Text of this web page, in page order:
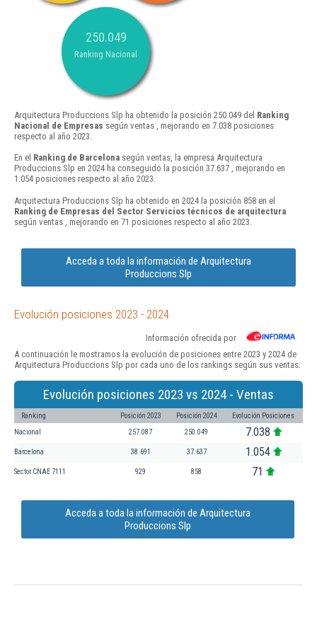
250.049
Ranking Nacional
Arquitectura Produccions Slp ha obtenido la posición 250.049 del Ranking
Nacional de Empresas según ventas , mejorando en 7.038 posiciones
respecto al año 2023.
En el Ranking de Barcelona según ventas, la empresa Arquitectura
Produccions Slp en 2024 ha conseguido la posición 37.637 , mejorando en
1.054 posiciones respecto al año 2023.
Arquitectura Produccions Slp ha obtenido en 2024 la posición 858 en el
Ranking de Empresas del Sector Servicios técnicos de arquitectura
según ventas , mejorando en 71 posiciones respecto al año 2023.
Acceda a toda la información de Arquitectura
Produccions Slp
Evolución posiciones 2023 - 2024
Información ofrecida por
A continuación le mostramos la evolución de posiciones entre 2023 y 2024 de
Arquitectura Produccions Slp por cada uno de los rankings según sus ventas:
Evolución posiciones 2023 vs 2024 - Ventas
Ranking Posición 2023 Posición 2024 Evolución Posiciones
Nacional 257.087 250.049 7.038
Barcelona 38.691 37.637 1.054
Sector CNAE 7111 929 858 71
Acceda a toda la información de Arquitectura
Produccions Slp